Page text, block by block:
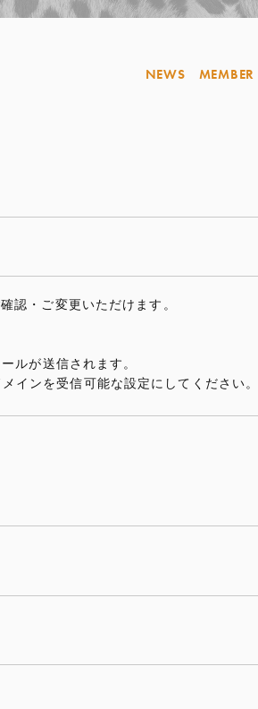
NEWS MEMBER
認・ご変更いただけます。
ルが送信されます。
インを受信可能な設定にしてください。